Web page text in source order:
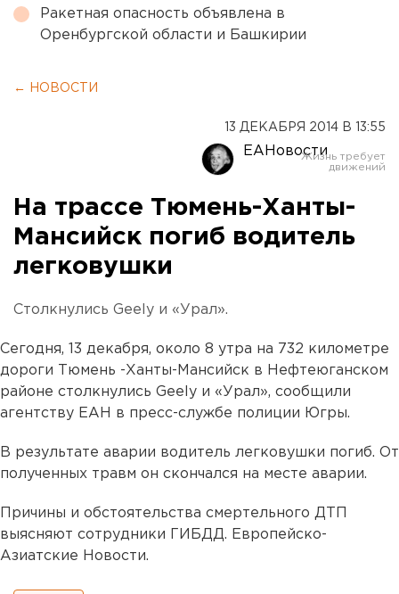
Ракетная опасность объявлена в
Оренбургской области и Башкирии
← НОВОСТИ
13 ДЕКАБРЯ 2014 В 13:55
ЕАНовости
На трассе Тюмень-Ханты-
Мансийск погиб водитель
легковушки
Столкнулись Geely и «Урал».
Сегодня, 13 декабря, около 8 утра на 732 километре
дороги Тюмень -Ханты-Мансийск в Нефтеюганском
районе столкнулись Geely и «Урал», сообщили
агентству ЕАН в пресс-службе полиции Югры.
В результате аварии водитель легковушки погиб. От
полученных травм он скончался на месте аварии.
Причины и обстоятельства смертельного ДТП
выясняют сотрудники ГИБДД. Европейско-
Азиатские Новости.